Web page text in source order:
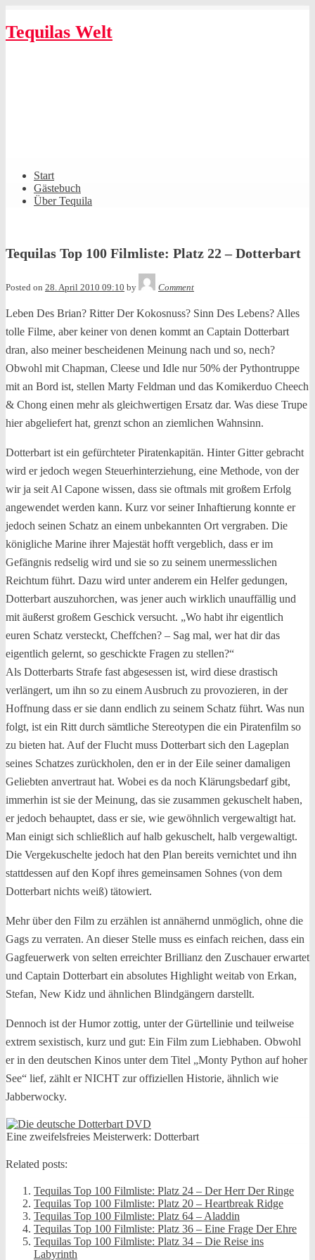
to
content
Tequilas Welt
Primary
Navigation
Start
Gästebuch
Über Tequila
Tequilas Top 100 Filmliste: Platz 22 – Dotterbart
Posted on 28. April 2010 09:10 by
Comment
Leben Des Brian? Ritter Der Kokosnuss? Sinn Des Lebens? Alles
tolle Filme, aber keiner von denen kommt an Captain Dotterbart
dran, also meiner bescheidenen Meinung nach und so, nech?
Obwohl mit Chapman, Cleese und Idle nur 50% der Pythontruppe
mit an Bord ist, stellen Marty Feldman und das Komikerduo Cheech
& Chong einen mehr als gleichwertigen Ersatz dar. Was diese Trupe
hier abgeliefert hat, grenzt schon an ziemlichen Wahnsinn.
Dotterbart ist ein gefürchteter Piratenkapitän. Hinter Gitter gebracht
wird er jedoch wegen Steuerhinterziehung, eine Methode, von der
wir ja seit Al Capone wissen, dass sie oftmals mit großem Erfolg
angewendet werden kann. Kurz vor seiner Inhaftierung konnte er
jedoch seinen Schatz an einem unbekannten Ort vergraben. Die
königliche Marine ihrer Majestät hofft vergeblich, dass er im
Gefängnis redselig wird und sie so zu seinem unermesslichen
Reichtum führt. Dazu wird unter anderem ein Helfer gedungen,
Dotterbart auszuhorchen, was jener auch wirklich unauffällig und
mit äußerst großem Geschick versucht. „Wo habt ihr eigentlich
euren Schatz versteckt, Cheffchen? – Sag mal, wer hat dir das
eigentlich gelernt, so geschickte Fragen zu stellen?“
Als Dotterbarts Strafe fast abgesessen ist, wird diese drastisch
verlängert, um ihn so zu einem Ausbruch zu provozieren, in der
Hoffnung dass er sie dann endlich zu seinem Schatz führt. Was nun
folgt, ist ein Ritt durch sämtliche Stereotypen die ein Piratenfilm so
zu bieten hat. Auf der Flucht muss Dotterbart sich den Lageplan
seines Schatzes zurückholen, den er in der Eile seiner damaligen
Geliebten anvertraut hat. Wobei es da noch Klärungsbedarf gibt,
immerhin ist sie der Meinung, das sie zusammen gekuschelt haben,
er jedoch behauptet, dass er sie, wie gewöhnlich vergewaltigt hat.
Man einigt sich schließlich auf halb gekuschelt, halb vergewaltigt.
Die Vergekuschelte jedoch hat den Plan bereits vernichtet und ihn
stattdessen auf den Kopf ihres gemeinsamen Sohnes (von dem
Dotterbart nichts weiß) tätowiert.
Mehr über den Film zu erzählen ist annähernd unmöglich, ohne die
Gags zu verraten. An dieser Stelle muss es einfach reichen, dass ein
Gagfeuerwerk von selten erreichter Brillianz den Zuschauer erwartet
und Captain Dotterbart ein absolutes Highlight weitab von Erkan,
Stefan, New Kidz und ähnlichen Blindgängern darstellt.
Dennoch ist der Humor zottig, unter der Gürtellinie und teilweise
extrem sexistisch, kurz und gut: Ein Film zum Liebhaben. Obwohl
er in den deutschen Kinos unter dem Titel „Monty Python auf hoher
See“ lief, zählt er NICHT zur offiziellen Historie, ähnlich wie
Jabberwocky.
Eine zweifelsfreies Meisterwerk: Dotterbart
Related posts:
Tequilas Top 100 Filmliste: Platz 24 – Der Herr Der Ringe
Tequilas Top 100 Filmliste: Platz 20 – Heartbreak Ridge
Tequilas Top 100 Filmliste: Platz 64 – Aladdin
Tequilas Top 100 Filmliste: Platz 36 – Eine Frage Der Ehre
Tequilas Top 100 Filmliste: Platz 34 – Die Reise ins
Labyrinth